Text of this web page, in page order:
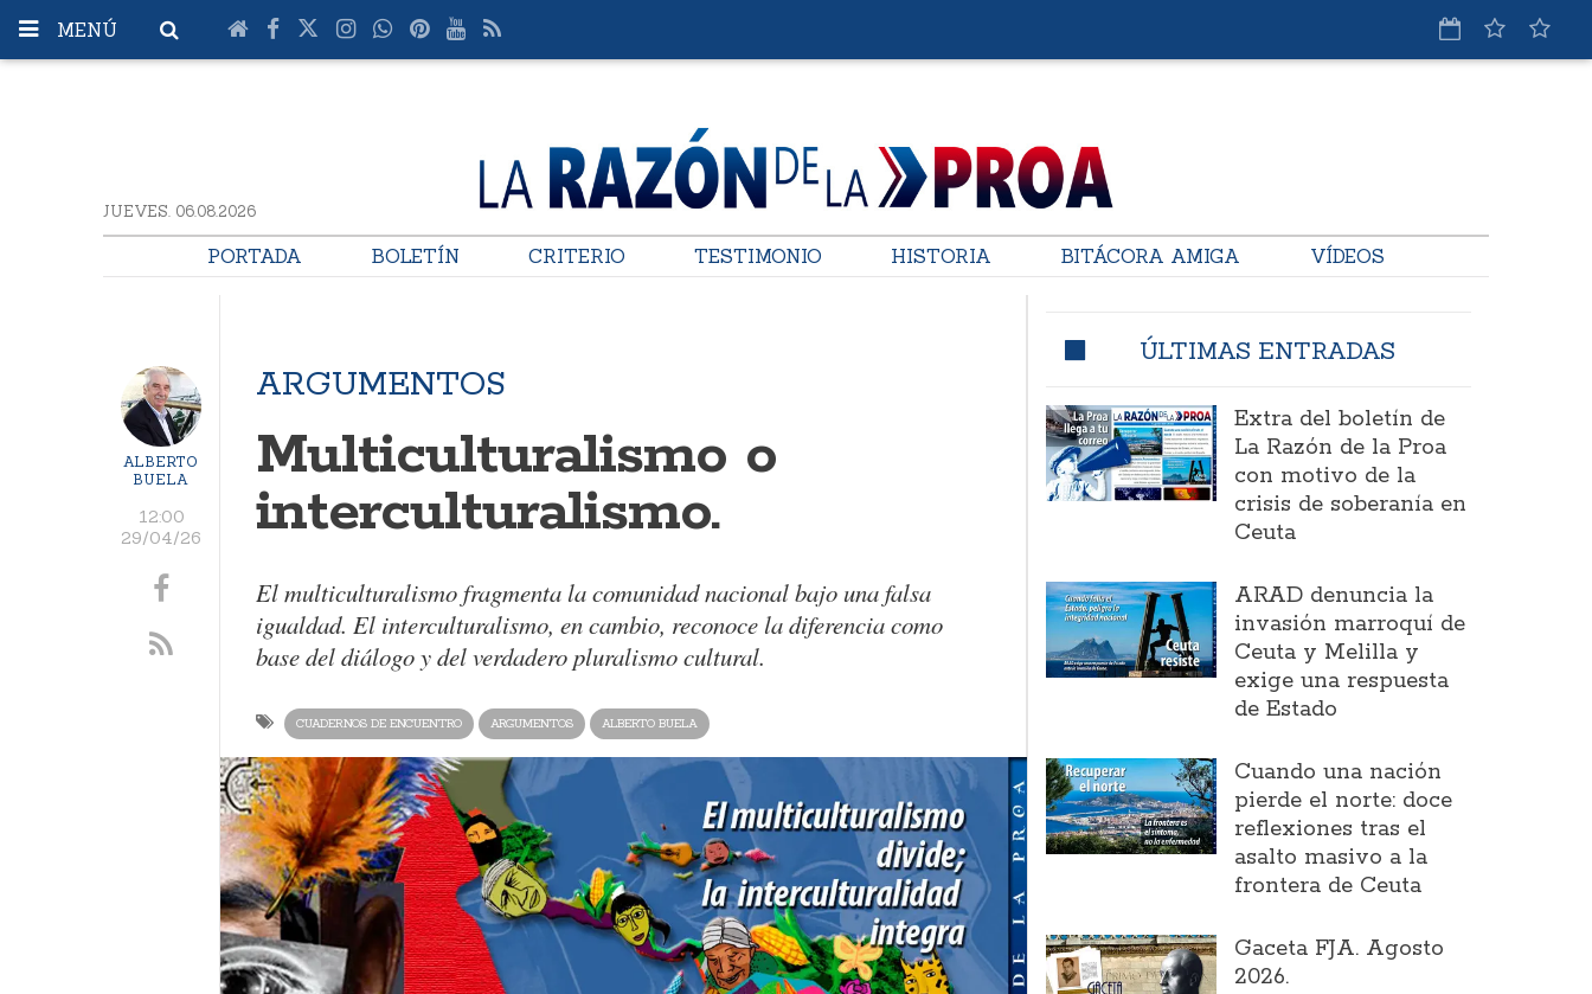
MENÚ
JUEVES. 06.08.2026
PORTADA BOLETÍN CRITERIO TESTIMONIO HISTORIA BITÁCORA AMIGA VÍDEOS
ALBERTO
BUELA
12:00
29/04/26
ARGUMENTOS
Multiculturalismo o
interculturalismo.
El multiculturalismo fragmenta la comunidad nacional bajo una falsa
igualdad. El interculturalismo, en cambio, reconoce la diferencia como
base del diálogo y del verdadero pluralismo cultural.
CUADERNOS DE ENCUENTRO ARGUMENTOS ALBERTO BUELA
ÚLTIMAS ENTRADAS
Extra del boletín de
La Razón de la Proa
con motivo de la
crisis de soberanía en
Ceuta
ARAD denuncia la
invasión marroquí de
Ceuta y Melilla y
exige una respuesta
de Estado
Cuando una nación
pierde el norte: doce
reflexiones tras el
asalto masivo a la
frontera de Ceuta
Gaceta FJA. Agosto
2026.